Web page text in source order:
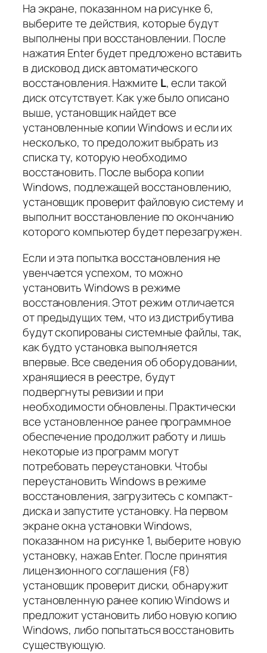
На экране, показанном на рисунке 6,
выберите те действия, которые будут
выполнены при восстановлении. После
нажатия Enter будет предложено вставить
в дисковод диск автоматического
восстановления. Нажмите L, если такой
диск отсутствует. Как уже было описано
выше, установщик найдет все
установленные копии Windows и если их
несколько, то предоложит выбрать из
списка ту, которую необходимо
восстановить. После выбора копии
Windows, подлежащей восстановлению,
установщик проверит файловую систему и
выполнит восстановление по окончанию
которого компьютер будет перезагружен.
Если и эта попытка восстановления не
увенчается успехом, то можно
установить Windows в режиме
восстановления. Этот режим отличается
от предыдущих тем, что из дистрибутива
будут скопированы системные файлы, так,
как будто установка выполняется
впервые. Все сведения об оборудовании,
хранящиеся в реестре, будут
подвергнуты ревизии и при
необходимости обновлены. Практически
все установленное ранее программное
обеспечение продолжит работу и лишь
некоторые из программ могут
потребовать переустановки. Чтобы
переустановить Windows в режиме
восстановления, загрузитесь с компакт-
диска и запустите установку. На первом
экране окна установки Windows,
показанном на рисунке 1, выберите новую
установку, нажав Enter. После принятия
лицензионного соглашения (F8)
установщик проверит диски, обнаружит
установленную ранее копию Windows и
предложит установить либо новую копию
Windows, либо попытаться восстановить
существующую.